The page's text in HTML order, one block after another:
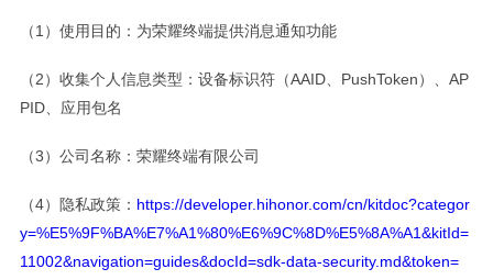
（1）使用目的：为荣耀终端提供消息通知功能
（2）收集个人信息类型：设备标识符（AAID、PushToken）、AP
PID、应用包名
（3）公司名称：荣耀终端有限公司
（4）隐私政策： https://developer.hihonor.com/cn/kitdoc?categor
y=%E5%9F%BA%E7%A1%80%E6%9C%8D%E5%8A%A1&kitId=
11002&navigation=guides&docId=sdk-data-security.md&token=